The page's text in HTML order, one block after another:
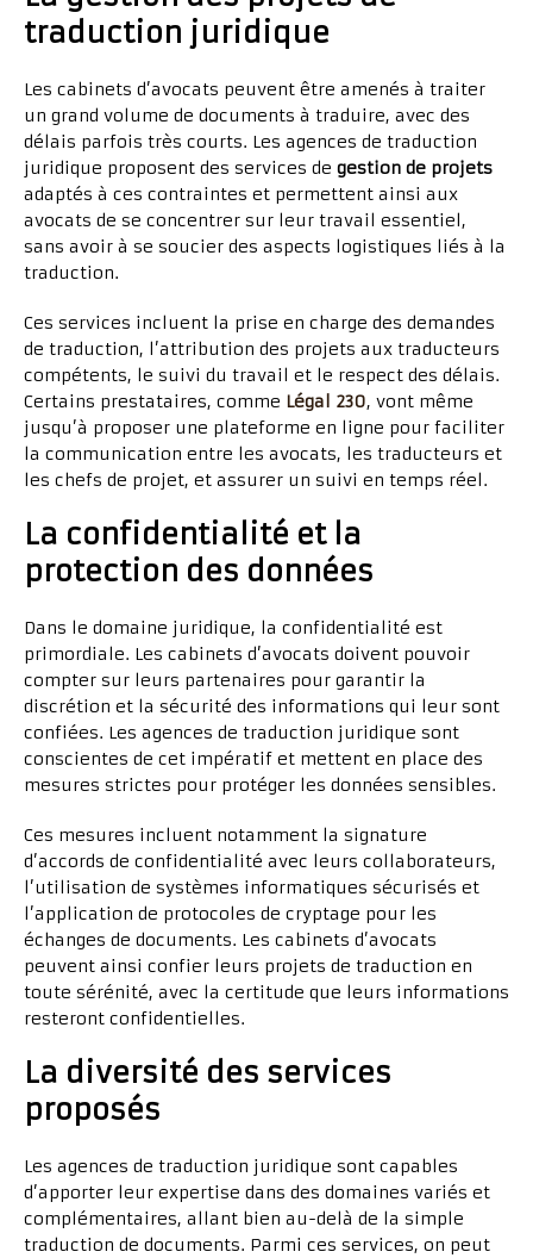
traduction juridique
Les cabinets d’avocats peuvent être amenés à traiter
un grand volume de documents à traduire, avec des
délais parfois très courts. Les agences de traduction
juridique proposent des services de gestion de projets
adaptés à ces contraintes et permettent ainsi aux
avocats de se concentrer sur leur travail essentiel,
sans avoir à se soucier des aspects logistiques liés à la
traduction.
Ces services incluent la prise en charge des demandes
de traduction, l’attribution des projets aux traducteurs
compétents, le suivi du travail et le respect des délais.
Certains prestataires, comme Légal 230, vont même
jusqu’à proposer une plateforme en ligne pour faciliter
la communication entre les avocats, les traducteurs et
les chefs de projet, et assurer un suivi en temps réel.
La confidentialité et la
protection des données
Dans le domaine juridique, la confidentialité est
primordiale. Les cabinets d’avocats doivent pouvoir
compter sur leurs partenaires pour garantir la
discrétion et la sécurité des informations qui leur sont
confiées. Les agences de traduction juridique sont
conscientes de cet impératif et mettent en place des
mesures strictes pour protéger les données sensibles.
Ces mesures incluent notamment la signature
d’accords de confidentialité avec leurs collaborateurs,
l’utilisation de systèmes informatiques sécurisés et
l’application de protocoles de cryptage pour les
échanges de documents. Les cabinets d’avocats
peuvent ainsi confier leurs projets de traduction en
toute sérénité, avec la certitude que leurs informations
resteront confidentielles.
La diversité des services
proposés
Les agences de traduction juridique sont capables
d’apporter leur expertise dans des domaines variés et
complémentaires, allant bien au-delà de la simple
traduction de documents. Parmi ces services, on peut